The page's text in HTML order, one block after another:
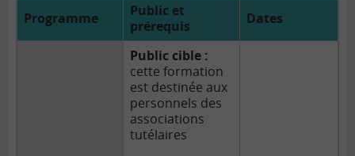
Programme
Public et
prérequis
Dates
Public cible :
cette formation
est destinée aux
personnels des
associations
tutélaires